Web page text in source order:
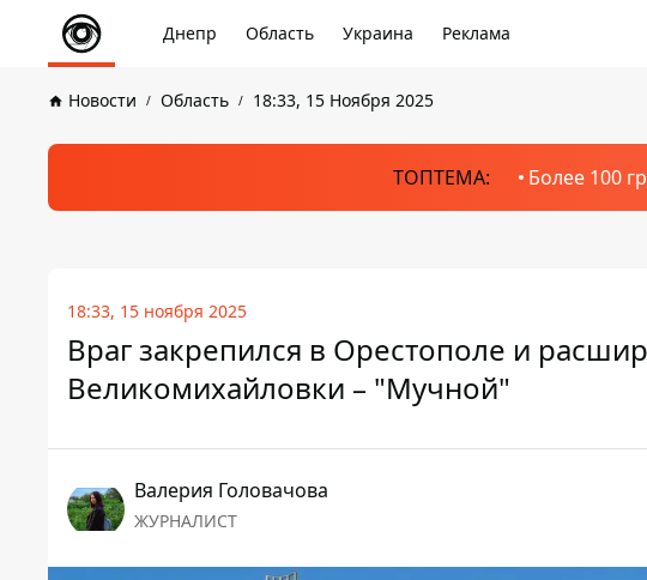
Днепр Область Украина Реклама
Новости Область 18:33, 15 Ноября 2025
ТОПТЕМА: Более 100
18:33, 15 ноября 2025
Враг закрепился в Орестополе и
Великомихайловки – "Мучной"
Валерия Головачова
ЖУРНАЛИСТ